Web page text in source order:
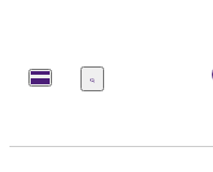
Menu